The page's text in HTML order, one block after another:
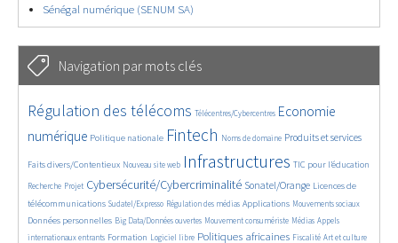
Sénégal numérique (SENUM SA)
Navigation par mots clés
4864/5848
Régulation des télécoms
361/5848 Télécentres/Cybercentres
3871/5848
Economie
numérique
1914/5848 Politique nationale
5421/5848 Fintech
692/5848 Noms de domaine
2522/5848 Produits et services
1621/5848
Faits divers/Contentieux Nouveau site web Infrastructures TIC pour l’éducation
Recherche
262/5848Projet
3631/5848 Cybersécurité/Cybercriminalité
2352/5848 Sonatel/Orange
1670/5848
Licences de
télécommunications
298/5848 Sudatel/Expresso
1045/5848 Régulation des médias
1594/5848 Applications
1105/5848 Mouvements sociaux
1712/5848
Données personnelles
142/5848 Big Data/Données ouvertes
624/5848 Mouvement consumériste
382/5848 Médias
675/5848
Appels
internationaux entrants
1791/5848 Formation
103/5848 Logiciel libre
2705/5848 Politiques africaines
1164/5848 Fiscalité
182/5848 Art et culture
602/5848